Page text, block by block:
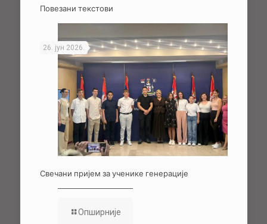
Повезани текстови
26. јун 2026.
Свечани пријем за ученике генерације
Опширније